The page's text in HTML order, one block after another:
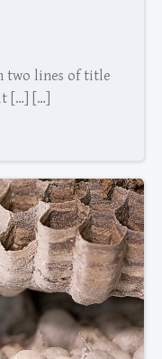
two lines of title
[…] […]